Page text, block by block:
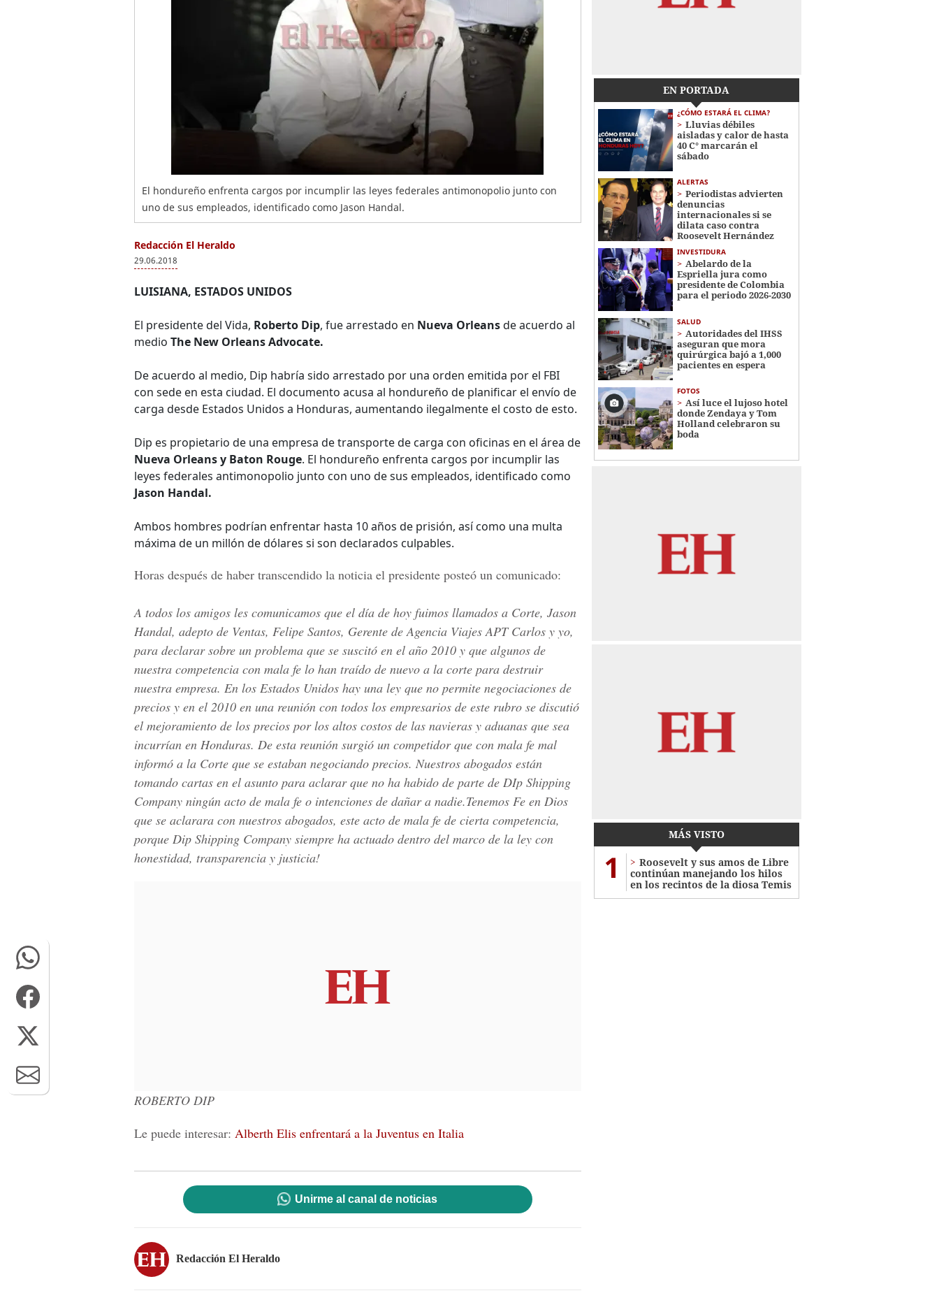
El hondureño enfrenta cargos por incumplir las leyes federales antimonopolio junto con
uno de sus empleados, identificado como Jason Handal.
Redacción El Heraldo
29.06.2018
LUISIANA, ESTADOS UNIDOS
El presidente del Vida, Roberto Dip, fue arrestado en Nueva Orleansde acuerdo al
medio The New Orleans Advocate.
De acuerdo al medio, Dip habría sido arrestado por una orden emitida por el FBI
con sede en esta ciudad. El documento acusa al hondureño de planificar el envío de
carga desde Estados Unidos a Honduras, aumentando ilegalmente el costo de esto.
Dip es propietario de una empresa de transporte de carga con oficinas en el área de
Nueva Orleans y Baton Rouge. El hondureño enfrenta cargos por incumplir las
leyes federales antimonopolio junto con uno de sus empleados, identificado como
Jason Handal.
Ambos hombres podrían enfrentar hasta 10 años de prisión, así como una multa
máxima de un millón de dólares si son declarados culpables.
Horas después de haber transcendido la noticia el presidente posteó un comunicado:
A todos los amigos les comunicamos que el día de hoy fuimos llamados a Corte, Jason
Handal, adepto de Ventas, Felipe Santos, Gerente de Agencia Viajes APT Carlos y yo,
para declarar sobre un problema que se suscitó en el año 2010 y que algunos de
nuestra competencia con mala fe lo han traído de nuevo a la corte para destruir
nuestra empresa. En los Estados Unidos hay una ley que no permite negociaciones de
precios y en el 2010 en una reunión con todos los empresarios de este rubro se discutió
el mejoramiento de los precios por los altos costos de las navieras y aduanas que sea
incurrían en Honduras. De esta reunión surgió un competidor que con mala fe mal
informó a la Corte que se estaban negociando precios. Nuestros abogados están
tomando cartas en el asunto para aclarar que no ha habido de parte de DIp Shipping
Company ningún acto de mala fe o intenciones de dañar a nadie.Tenemos Fe en Dios
que se aclarara con nuestros abogados, este acto de mala fe de cierta competencia,
porque Dip Shipping Company siempre ha actuado dentro del marco de la ley con
honestidad, transparencia y justicia!
ROBERTO DIP
Le puede interesar: Alberth Elis enfrentará a la Juventus en Italia
Unirme al canal de noticias
Redacción El Heraldo
EN PORTADA
¿CÓMO ESTARÁ EL CLIMA?
Lluvias débiles
aisladas y calor de hasta
40 C° marcarán el
sábado
ALERTAS
Periodistas advierten
denuncias
internacionales si se
dilata caso contra
Roosevelt Hernández
INVESTIDURA
Abelardo de la
Espriella jura como
presidente de Colombia
para el periodo 2026-2030
SALUD
Autoridades del IHSS
aseguran que mora
quirúrgica bajó a 1,000
pacientes en espera
FOTOS
Así luce el lujoso hotel
donde Zendaya y Tom
Holland celebraron su
boda
MÁS VISTO
1
Roosevelt y sus amos de Libre
continúan manejando los hilos
en los recintos de la diosa Temis